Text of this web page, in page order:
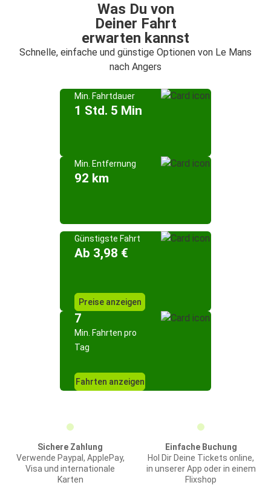
Was Du von
Deiner Fahrt
erwarten kannst
Schnelle, einfache und günstige Optionen von Le Mans
nach Angers
Min. Fahrtdauer
1 Std. 5 Min
Min. Entfernung
92 km
Günstigste Fahrt
Ab 3,98 €
Preise anzeigen
7
Min. Fahrten pro
Tag
Fahrten anzeigen
Sichere Zahlung
Verwende Paypal, ApplePay,
Visa und internationale
Karten
Einfache Buchung
Hol Dir Deine Tickets online,
in unserer App oder in einem
Flixshop